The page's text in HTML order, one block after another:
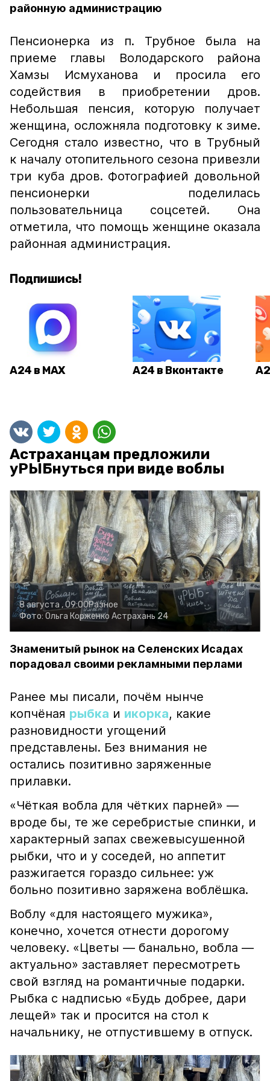
районную администрацию
Пенсионерка из п. Трубное была на
приеме главы Володарского района
Хамзы Исмуханова и просила его
содействия в приобретении дров.
Небольшая пенсия, которую получает
женщина, осложняла подготовку к зиме.
Сегодня стало известно, что в Трубный
к началу отопительного сезона привезли
три куба дров. Фотографией довольной
пенсионерки поделилась
пользовательница соцсетей. Она
отметила, что помощь женщине оказала
районная администрация.
Подпишись!
А24 в MAX А24 в Вконтакте
Астраханцам предложили
уРЫБнуться при виде воблы
8 августа , 09:00Разное
Фото: Ольга Корженко Астрахань 24
Знаменитый рынок на Селенских Исадах
порадовал своими рекламными перлами
Ранее мы писали, почём нынче
копчёная рыбка и икорка, какие
разновидности угощений
представлены. Без внимания не
остались позитивно заряженные
прилавки.
«Чёткая вобла для чётких парней» —
вроде бы, те же серебристые спинки, и
характерный запах свежевысушенной
рыбки, что и у соседей, но аппетит
разжигается гораздо сильнее: уж
больно позитивно заряжена воблёшка.
Воблу «для настоящего мужика»,
конечно, хочется отнести дорогому
человеку. «Цветы — банально, вобла —
актуально» заставляет пересмотреть
свой взгляд на романтичные подарки.
Рыбка с надписью «Будь добрее, дари
лещей» так и просится на стол к
начальнику, не отпустившему в отпуск.